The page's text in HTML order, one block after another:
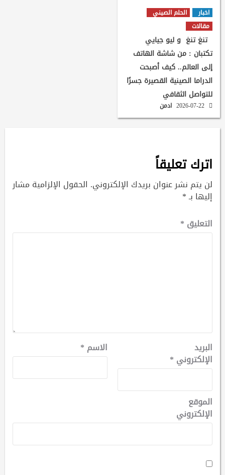
اخبار
الحلم الصيني
مقالات
تنغ تنغ و ليو جيايي
تكتبان : من شاشة الهاتف
إلى العالم.. كيف أصبحت
الدراما الصينية القصيرة جسرًا
للتواصل الثقافي
ادمن
اترك تعليقاً
لن يتم نشر عنوان بريدك الإلكتروني. الحقول الإلزامية مشار
إليها بـ*
التعليق *
الاسم * البريد
الإلكتروني *
الموقع
الإلكتروني